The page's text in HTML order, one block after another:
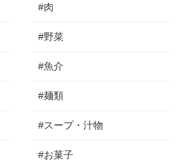
#肉
#野菜
#魚介
#麺類
#スープ・汁物
#お菓子